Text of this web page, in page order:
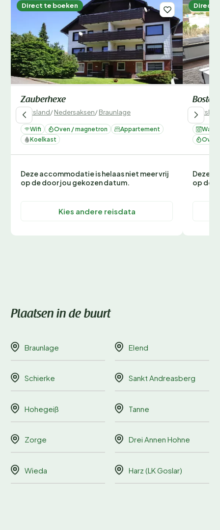
Direct te boeken
Zauberhexe
Duitsland/Nedersaksen/Braunlage
Wifi Oven / magnetron
Appartement
Koelkast
Deze accommodatie is helaas niet meer vrij
op de door jou gekozen datum.
Kies andere reisdata
Direct
Boston
Oven
Deze
op de
Plaatsen in de buurt
Braunlage Elend
Schierke Sankt Andreasberg
Hohegeiß Tanne
Zorge Drei Annen Hohne
Wieda Harz (LK Goslar)